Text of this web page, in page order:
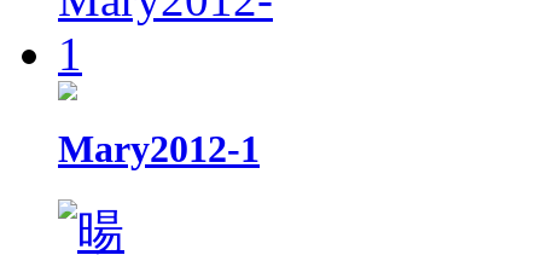
Mary2012-1